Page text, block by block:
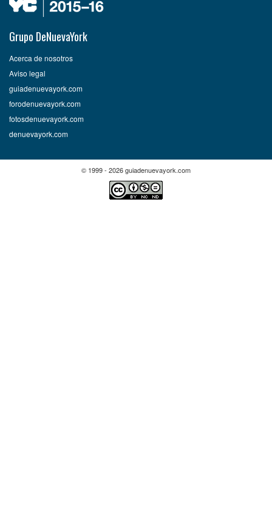
Grupo DeNuevaYork
Acerca de nosotros
Aviso legal
guiadenuevayork.com
forodenuevayork.com
fotosdenuevayork.com
denuevayork.com
© 1999 - 2026 guiadenuevayork.com